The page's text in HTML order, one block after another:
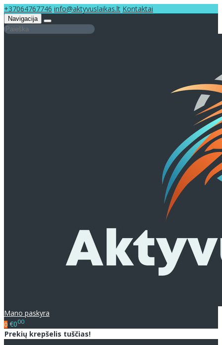
+37064767746 info@aktyvuslaikas.lt Kontaktai
Navigacija
Mano paskyra
0 €000
Prekių krepšelis tuščias!